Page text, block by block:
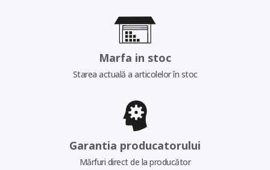
Marfa in stoc
Starea actuală a articolelor în stoc
Garantia producatorului
Mărfuri direct de la producător